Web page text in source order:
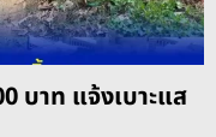
บาท แจ้งเบาะแส